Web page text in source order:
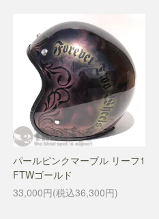
パールピンクマーブル リーフ1
FTWゴールド
33,000円(税込36,300円)